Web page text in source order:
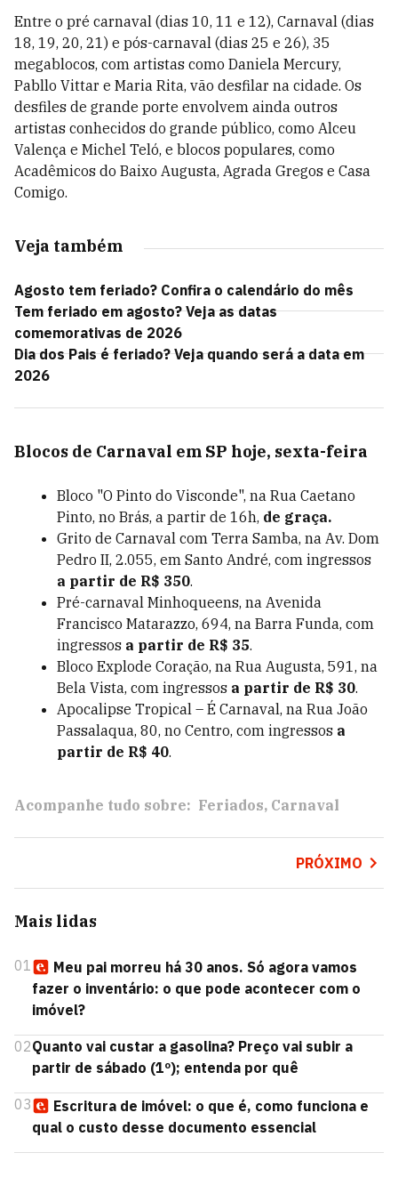
Entre o pré carnaval (dias 10, 11 e 12), Carnaval (dias
18, 19, 20, 21) e pós-carnaval (dias 25 e 26), 35
megablocos, com artistas como Daniela Mercury,
Pabllo Vittar e Maria Rita, vão desfilar na cidade. Os
desfiles de grande porte envolvem ainda outros
artistas conhecidos do grande público, como Alceu
Valença e Michel Teló, e blocos populares, como
Acadêmicos do Baixo Augusta, Agrada Gregos e Casa
Comigo.
Veja também
Agosto tem feriado? Confira o calendário do mês
Tem feriado em agosto? Veja as datas
comemorativas de 2026
Dia dos Pais é feriado? Veja quando será a data em
2026
Blocos de Carnaval em SP hoje, sexta-feira
Bloco "O Pinto do Visconde", na Rua Caetano
Pinto, no Brás, a partir de 16h, de graça.
Grito de Carnaval com Terra Samba, na Av. Dom
Pedro II, 2.055, em Santo André, com ingressos
a partir de R$ 350.
Pré-carnaval Minhoqueens, na Avenida
Francisco Matarazzo, 694, na Barra Funda, com
ingressos a partir de R$ 35.
Bloco Explode Coração, na Rua Augusta, 591, na
Bela Vista, com ingressos a partir de R$ 30.
Apocalipse Tropical – É Carnaval, na Rua João
Passalaqua, 80, no Centro, com ingressos a
partir de R$ 40.
Acompanhe tudo sobre: Feriados Carnaval
PRÓXIMO
Mais lidas
01
Meu pai morreu há 30 anos. Só agora vamos
fazer o inventário: o que pode acontecer com o
imóvel?
02Quanto vai custar a gasolina? Preço vai subir a
partir de sábado (1º); entenda por quê
03
Escritura de imóvel: o que é, como funciona e
qual o custo desse documento essencial